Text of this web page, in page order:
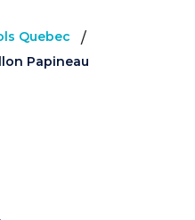
Quebec /
Papineau